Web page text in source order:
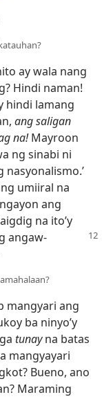
ay wala nang
Hindi naman!
hindi lamang
ang saligan
na!Mayroon
ng sinabi ni
nasyonalismo.’
umiiral na
ang
na ito’y
angaw-
mangyari ang
ba ninyo’y
tunayna batas
mangyayari
Bueno, ano
Maraming